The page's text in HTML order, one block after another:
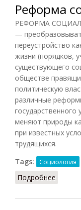
Реформа
РЕФОРМА
—
переустройство
жизни (порядков,
существующего
обществе
политическую
различные
государственного
меняют природы
при известных
трудящихся.
Tags:
Социология
Подробнее